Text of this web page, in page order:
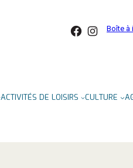
Boîte à
ACTIVITÉS DE LOISIRS CULTURE